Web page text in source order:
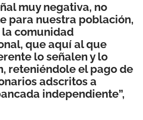
muy negativa, no
para nuestra población,
comunidad
que aquí al que
lo señalen y lo
reteniéndole el pago de
adscritos a
independiente”,